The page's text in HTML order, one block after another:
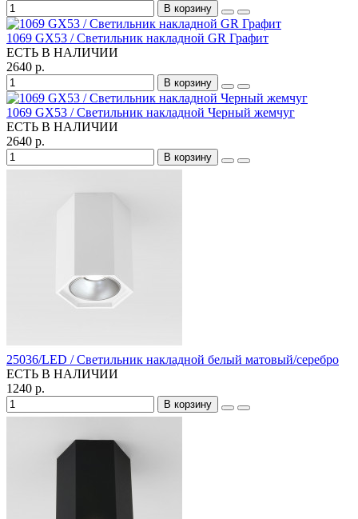
В корзину
1069 GX53 / Светильник накладной GR Графит
ЕСТЬ В НАЛИЧИИ
2640 р.
В корзину
1069 GX53 / Светильник накладной Черный жемчуг
ЕСТЬ В НАЛИЧИИ
2640 р.
В корзину
25036/LED / Светильник накладной белый матовый/серебро
ЕСТЬ В НАЛИЧИИ
1240 р.
В корзину